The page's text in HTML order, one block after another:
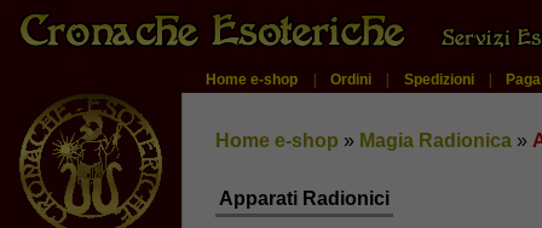
Home e-shop | Ordini | Spedizioni |
Home e-shop » Magia Radionica »
Apparati Radionici